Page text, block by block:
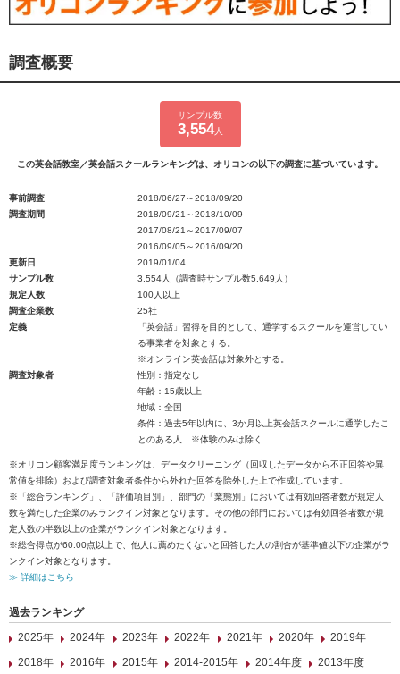
調査概要
サンプル数
3,554人
この英会話教室／英会話スクールランキングは、オリコンの以下の調査に基づいています。
事前調査
2018/06/27～2018/09/20
調査期間
2018/09/21～2018/10/09
2017/08/21～2017/09/07
2016/09/05～2016/09/20
更新日
2019/01/04
サンプル数
3,554人（調査時サンプル数5,649人）
規定人数
100人以上
調査企業数
25社
定義
「英会話」習得を目的として、通学するスクールを運営してい
る事業者を対象とする。
※オンライン英会話は対象外とする。
調査対象者
性別：指定なし
年齢：15歳以上
地域：全国
条件：過去5年以内に、3か月以上英会話スクールに通学したこ
とのある人 ※体験のみは除く
※オリコン顧客満足度ランキングは、データクリーニング（回収したデータから不正回答や異
常値を排除）および調査対象者条件から外れた回答を除外した上で作成しています。
※「総合ランキング」、「評価項目別」、部門の「業態別」においては有効回答者数が規定人
数を満たした企業のみランクイン対象となります。その他の部門においては有効回答者数が規
定人数の半数以上の企業がランクイン対象となります。
※総合得点が60.00点以上で、他人に薦めたくないと回答した人の割合が基準値以下の企業がラ
ンクイン対象となります。
≫ 詳細はこちら
過去ランキング
2025年
2024年 2023年 2022年 2021年 2020年
2019年
2018年
2016年 2015年 2014-2015年 2014年度
2013年度